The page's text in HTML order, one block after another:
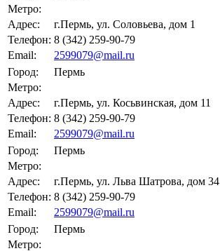
Метро:
Адрес:
г.Пермь, ул. Соловьева, дом 1
Телефон: 8 (342) 259-90-79
Email:
2599079@mail.ru
Город:
Пермь
Метро:
Адрес:
г.Пермь, ул. Косьвинская, дом 11
Телефон: 8 (342) 259-90-79
Email:
2599079@mail.ru
Город:
Пермь
Метро:
Адрес:
г.Пермь, ул. Льва Шатрова, дом 34
Телефон: 8 (342) 259-90-79
Email:
2599079@mail.ru
Город:
Пермь
Метро: